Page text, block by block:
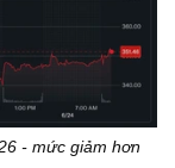
- mức giảm hơn